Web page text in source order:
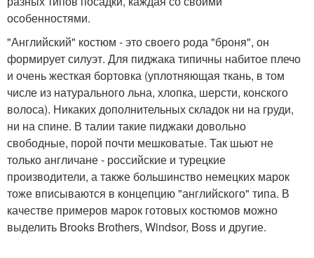
особенностями.
"Английский" костюм - это своего рода "броня", он
формирует силуэт. Для пиджака типичны набитое плечо
и очень жесткая бортовка (уплотняющая ткань, в том
числе из натурального льна, хлопка, шерсти, конского
волоса). Никаких дополнительных складок ни на груди,
ни на спине. В талии такие пиджаки довольно
свободные, порой почти мешковатые. Так шьют не
только англичане - российские и турецкие
производители, а также большинство немецких марок
тоже вписываются в концепцию "английского" типа. В
качестве примеров марок готовых костюмов можно
выделить Brooks Brothers, Windsor, Boss и другие.